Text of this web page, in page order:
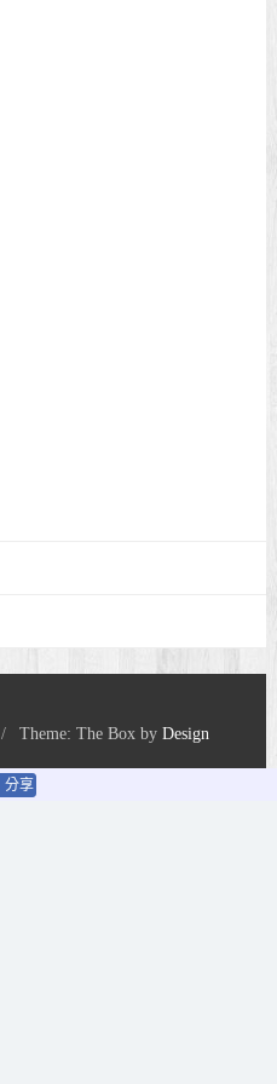
分享
/ Theme: The Box byDesign